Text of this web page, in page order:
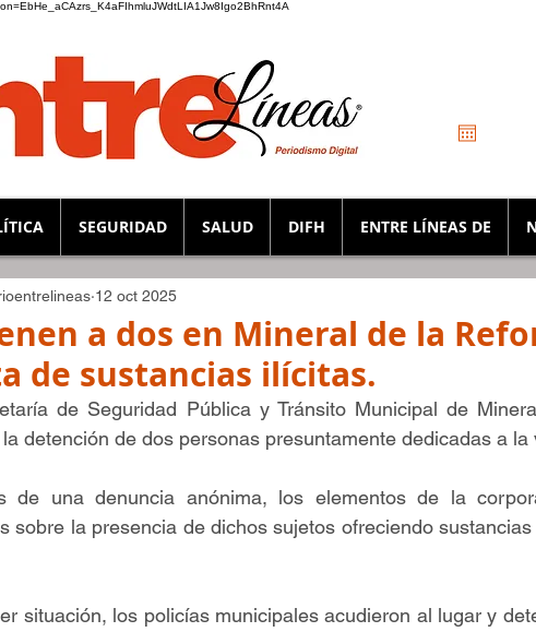
SEGURIDAD SALUD DIFH ENTRE LÍNEAS DE
a dos en Mineral de la
de sustancias ilícitas.
12 oct 2025
de Seguridad Pública y Tránsito Municipal de
detención de dos personas presuntamente dedicadas a la
de una denuncia anónima, los elementos de la
sobre la presencia de dichos sujetos ofreciendo
situación, los policías municipales acudieron al lugar y